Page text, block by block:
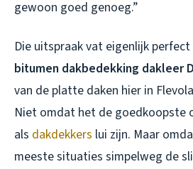
gewoon goed genoeg.”
Die uitspraak vat eigenlijk
bitumen dakbedekking dakleer
van de platte daken hier in
Niet omdat het de goedkoopste
als dakdekkers lui zijn. Maar
meeste situaties simpelweg de